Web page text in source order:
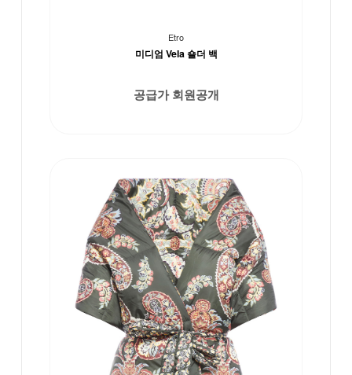
Etro
미디엄 Vela 숄더 백
공급가 회원공개